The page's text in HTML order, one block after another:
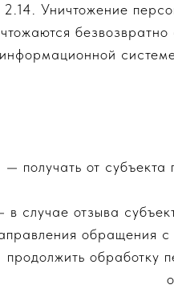
2.14. Уничтожение
— получать от
в случае отзыва
обращения
продолжить обработку